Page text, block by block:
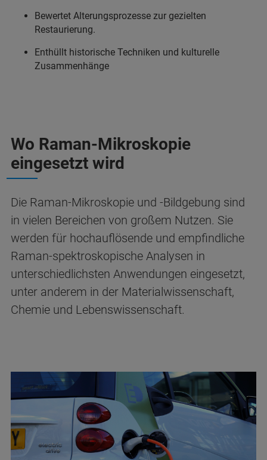
Bewertet Alterungsprozesse zur gezielten
Restaurierung.
Enthüllt historische Techniken und kulturelle
Zusammenhänge
Wo Raman-Mikroskopie
eingesetzt wird
Die Raman-Mikroskopie und -Bildgebung sind
in vielen Bereichen von großem Nutzen. Sie
werden für hochauflösende und empfindliche
Raman-spektroskopische Analysen in
unterschiedlichsten Anwendungen eingesetzt,
unter anderem in der Materialwissenschaft,
Chemie und Lebenswissenschaft.